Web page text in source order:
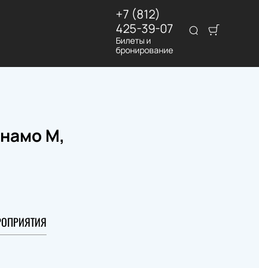
+7 (812)
425-39-07
Билеты и
бронирование
М,